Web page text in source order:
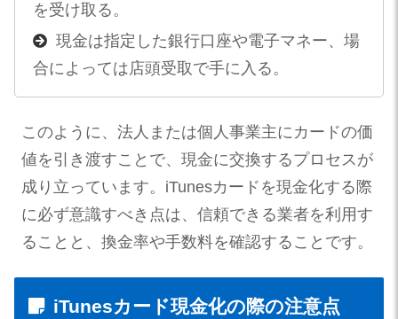
を受け取る。
現金は指定した銀行口座や電子マネー、場
合によっては店頭受取で手に入る。
このように、法人または個人事業主にカードの価
値を引き渡すことで、現金に交換するプロセスが
成り立っています。iTunesカードを現金化する際
に必ず意識すべき点は、信頼できる業者を利用す
ることと、換金率や手数料を確認することです。
iTunesカード現金化の際の注意点